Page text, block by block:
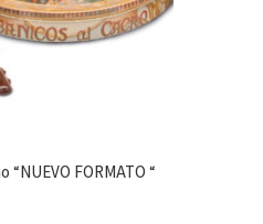
“NUEVO FORMATO “